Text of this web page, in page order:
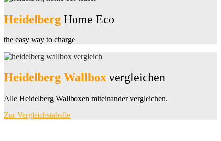
Heidelberg Home Eco
the easy way to charge
Heidelberg Wallbox vergleichen
Alle Heidelberg Wallboxen miteinander vergleichen.
Zur Vergleichstabelle